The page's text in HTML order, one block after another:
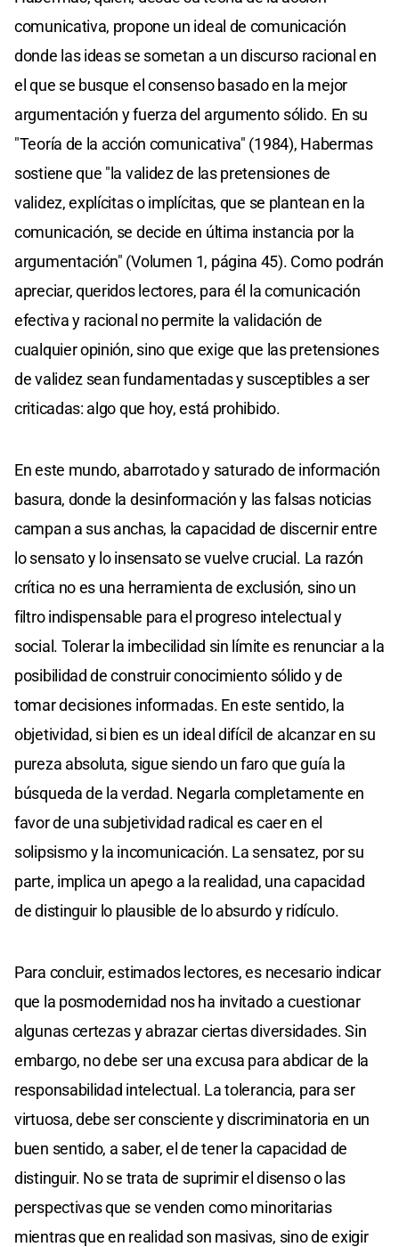
comunicativa, propone un ideal de comunicación
donde las ideas se sometan a un discurso racional en
el que se busque el consenso basado en la mejor
argumentación y fuerza del argumento sólido. En su
"Teoría de la acción comunicativa" (1984), Habermas
sostiene que "la validez de las pretensiones de
validez, explícitas o implícitas, que se plantean en la
comunicación, se decide en última instancia por la
argumentación" (Volumen 1, página 45). Como podrán
apreciar, queridos lectores, para él la comunicación
efectiva y racional no permite la validación de
cualquier opinión, sino que exige que las pretensiones
de validez sean fundamentadas y susceptibles a ser
criticadas: algo que hoy, está prohibido.
En este mundo, abarrotado y saturado de información
basura, donde la desinformación y las falsas noticias
campan a sus anchas, la capacidad de discernir entre
lo sensato y lo insensato se vuelve crucial. La razón
crítica no es una herramienta de exclusión, sino un
filtro indispensable para el progreso intelectual y
social. Tolerar la imbecilidad sin límite es renunciar a la
posibilidad de construir conocimiento sólido y de
tomar decisiones informadas. En este sentido, la
objetividad, si bien es un ideal difícil de alcanzar en su
pureza absoluta, sigue siendo un faro que guía la
búsqueda de la verdad. Negarla completamente en
favor de una subjetividad radical es caer en el
solipsismo y la incomunicación. La sensatez, por su
parte, implica un apego a la realidad, una capacidad
de distinguir lo plausible de lo absurdo y ridículo.
Para concluir, estimados lectores, es necesario indicar
que la posmodernidad nos ha invitado a cuestionar
algunas certezas y abrazar ciertas diversidades. Sin
embargo, no debe ser una excusa para abdicar de la
responsabilidad intelectual. La tolerancia, para ser
virtuosa, debe ser consciente y discriminatoria en un
buen sentido, a saber, el de tener la capacidad de
distinguir. No se trata de suprimir el disenso o las
perspectivas que se venden como minoritarias
mientras que en realidad son masivas, sino de exigir